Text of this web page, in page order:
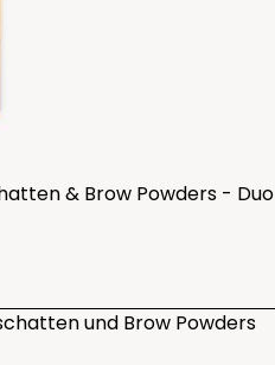
& Brow Powders - Duo
und Brow Powders